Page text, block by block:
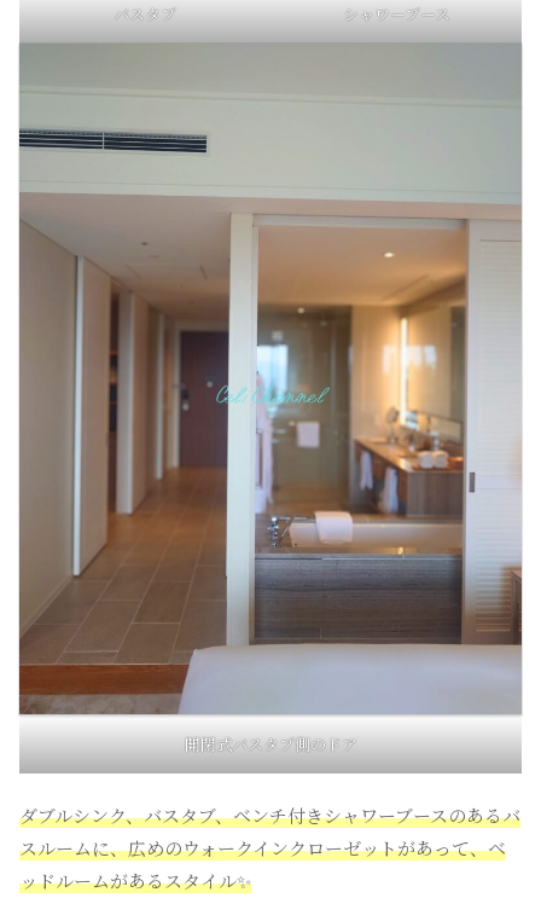
バスタブ シャワーブース
開閉式バスタブ側のドア
ダブルシンク、バスタブ、ベンチ付きシャワーブースのあるバ
スルームに、広めのウォークインクローゼットがあって、ベ
ッドルームがあるスタイル✨